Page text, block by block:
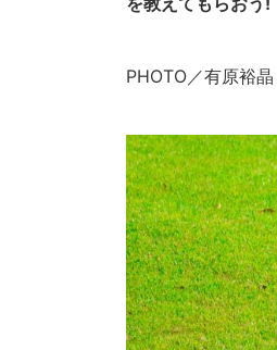
PHOTO／有原裕